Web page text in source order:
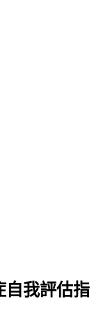
自我評估指